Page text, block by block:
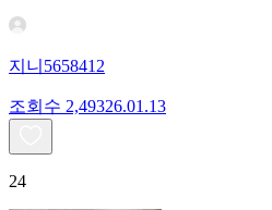
지니5658412
조회수 2,49326.01.13
24